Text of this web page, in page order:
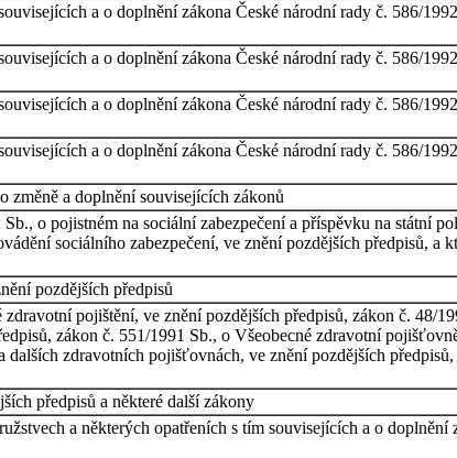
a o doplnění zákona České národní rady č. 586/
a o doplnění zákona České národní rady č. 586/
a o doplnění zákona České národní rady č. 586/
a o doplnění zákona České národní rady č. 586/
změně a doplnění souvisejících zákonů
o pojistném na sociální zabezpečení a příspěvku na státní
sociálního zabezpečení, ve znění pozdějších předpisů, a
pozdějších předpisů
pojištění, ve znění pozdějších předpisů, zákon č. 48/
zákon č. 551/1991 Sb., o Všeobecné zdravotní
zdravotních pojišťovnách, ve znění pozdějších
předpisů a některé další zákony
a některých opatřeních s tím souvisejících a o